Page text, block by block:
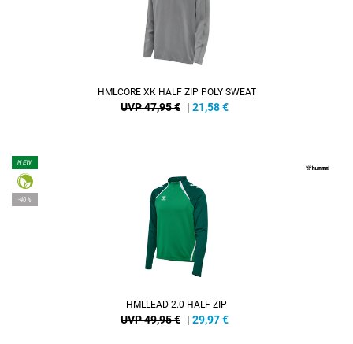
HMLCORE XK HALF ZIP POLY SWEAT
UVP 47,95 € | 21,58€
NEW
-40%
HMLLEAD 2.0 HALF ZIP
UVP 49,95 € | 29,97€